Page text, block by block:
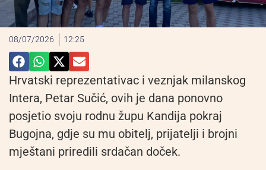
08/07/2026 12:25
Hrvatski reprezentativac i veznjak milanskog
Intera, Petar Sučić, ovih je dana ponovno
posjetio svoju rodnu župu Kandija pokraj
Bugojna, gdje su mu obitelj, prijatelji i brojni
mještani priredili srdačan doček.